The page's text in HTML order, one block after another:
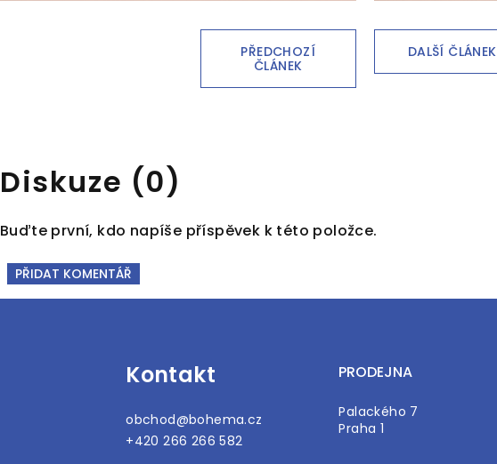
PŘEDCHOZÍ
ČLÁNEK
DALŠÍ ČLÁNEK
Diskuze (0)
Buďte první, kdo napíše příspěvek k této položce.
PŘIDAT KOMENTÁŘ
Kontakt
obchod@bohema.cz
+420 266 266 582
PRODEJNA
Palackého 7
Praha 1